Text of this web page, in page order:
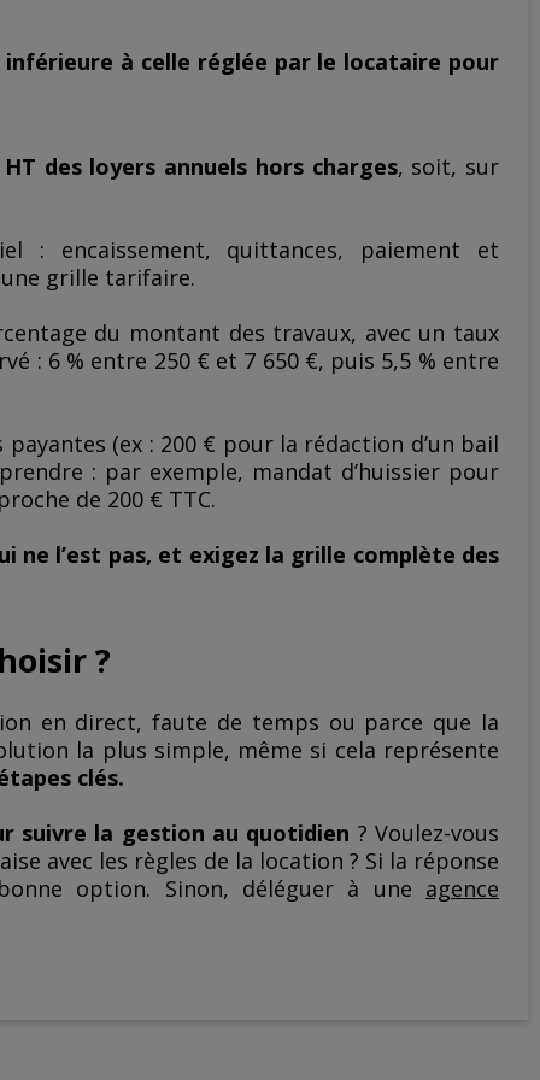
à celle réglée par le locataire pour
des loyers annuels hors charges, soit, sur
: encaissement, quittances, paiement et
grille tarifaire.
du montant des travaux, avec un taux
: 6 % entre 250 € et 7 650 €, puis 5,5 % entre
(ex : 200 € pour la rédaction d’un bail
: par exemple, mandat d’huissier pour
de 200 € TTC.
ne l’est pas, et exigez la grille complète des
?
en direct, faute de temps ou parce que la
la plus simple, même si cela représente
clés.
suivre la gestion au quotidien ? Voulez-vous
avec les règles de la location ? Si la réponse
option. Sinon, déléguer à une agence